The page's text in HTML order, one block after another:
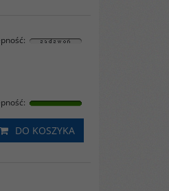
:
:
DO KOSZYKA